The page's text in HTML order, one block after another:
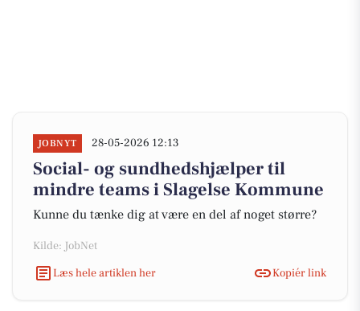
JOBNYT 28-05-2026 12:13
Social- og sundhedshjælper til
mindre teams i Slagelse Kommune
Kunne du tænke dig at være en del af noget større?
Kilde: JobNet
Læs hele artiklen her
Kopiér link